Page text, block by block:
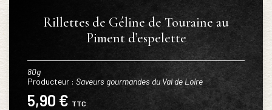
Rillettes de Géline de Touraine au
Piment d’espelette
80g
Producteur : Saveurs gourmandes du Val de Loire
5,90 € TTC